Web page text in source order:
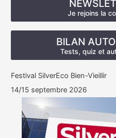
Je rejoins la
BILAN
Tests, quiz et
Festival SilverEco Bien-Vieillir
14/15 septembre 2026